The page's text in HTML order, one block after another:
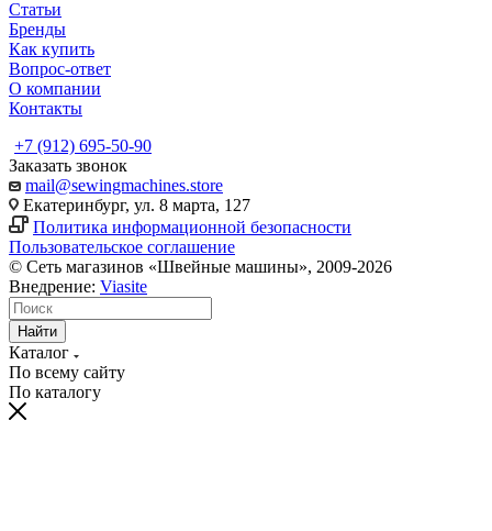
Статьи
Бренды
Как купить
Вопрос-ответ
О компании
Контакты
+7 (912) 695-50-90
Заказать звонок
mail@sewingmachines.store
Екатеринбург, ул. 8 марта, 127
Политика информационной безопасности
Пользовательское соглашение
© Сеть магазинов «Швейные машины», 2009-2026
Внедрение: Viasite
Найти
Каталог
По всему сайту
По каталогу